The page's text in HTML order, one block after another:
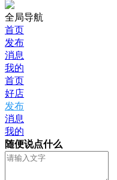
全局导航
首页
发布
消息
我的
首页
好店
发布
消息
我的
随便说点什么